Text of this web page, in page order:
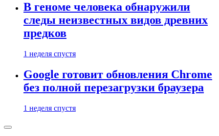
В геноме человека обнаружили
следы неизвестных видов древних
предков
1 неделя спустя
Google готовит обновления Chrome
без полной перезагрузки браузера
1 неделя спустя